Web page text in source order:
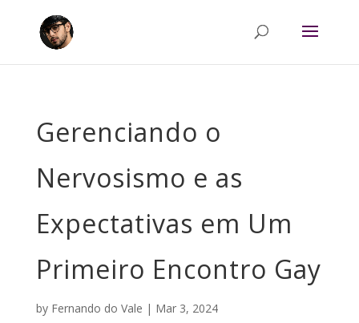
Gerenciando o
Nervosismo e as
Expectativas em Um
Primeiro Encontro Gay
by Fernando do Vale | Mar 3, 2024